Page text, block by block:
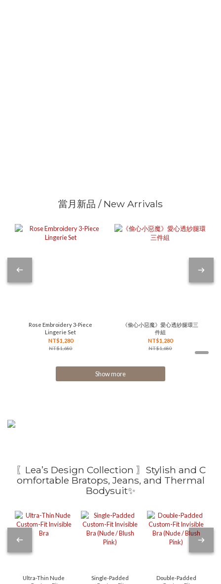
當月新品 / New Arrivals
Rose Embroidery 3-Piece
Lingerie Set
NT$1,280
NT$1,680
《偷心小惡魔》愛心透紗腿環三
件組
NT$1,280
NT$1,680
Show more
〖Lea’s Design Collection 〗Stylish and C
omfortable Bratops, Jeans, and Thermal
Bodysuit✨
Ultra-Thin Nude
Single-Padded
Double-Padded